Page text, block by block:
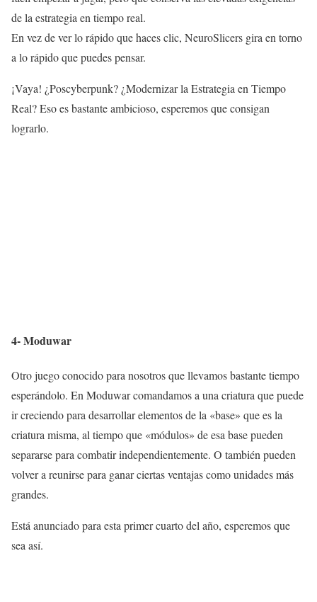
de la estrategia en tiempo real.
En vez de ver lo rápido que haces clic, NeuroSlicers gira en torno
a lo rápido que puedes pensar.
¡Vaya! ¿Poscyberpunk? ¿Modernizar la Estrategia en Tiempo
Real? Eso es bastante ambicioso, esperemos que consigan
lograrlo.
4- Moduwar
Otro juego conocido para nosotros que llevamos bastante tiempo
esperándolo. En Moduwar comandamos a una criatura que puede
ir creciendo para desarrollar elementos de la «base» que es la
criatura misma, al tiempo que «módulos» de esa base pueden
separarse para combatir independientemente. O también pueden
volver a reunirse para ganar ciertas ventajas como unidades más
grandes.
Está anunciado para esta primer cuarto del año, esperemos que
sea así.